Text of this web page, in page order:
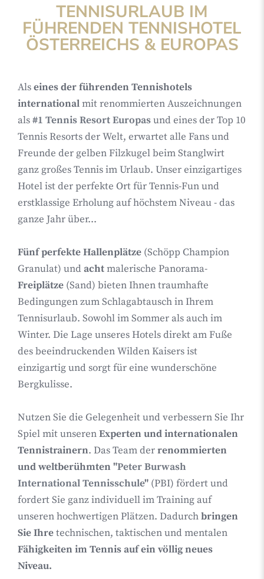
TENNISURLAUB IM
FÜHRENDEN TENNISHOTEL
ÖSTERREICHS & EUROPAS
Alseines der führenden Tennishotels
internationalmit renommierten Auszeichnungen
als#1 Tennis Resort Europasund eines der Top 10
Tennis Resorts der Welt, erwartet alle Fans und
Freunde der gelben Filzkugel beim Stanglwirt
ganz großes Tennis im Urlaub. Unser einzigartiges
Hotel ist der perfekte Ort für Tennis-Fun und
erstklassige Erholung auf höchstem Niveau - das
ganze Jahr über...
Fünf perfekte Hallenplätze (Schöpp Champion
Granulat) undachtmalerische Panorama-
Freiplätze (Sand) bieten Ihnen traumhafte
Bedingungen zum Schlagabtausch in Ihrem
Tennisurlaub. Sowohl im Sommer als auch im
Winter. Die Lage unseres Hotels direkt am Fuße
des beeindruckenden Wilden Kaisers ist
einzigartig und sorgt für eine wunderschöne
Bergkulisse.
Nutzen Sie die Gelegenheit und verbessern Sie Ihr
Spiel mit unserenExperten und internationalen
Tennistrainern. Das Team derrenommierten
und weltberühmten "Peter Burwash
International Tennisschule" (PBI) fördert und
fordert Sie ganz individuell im Training auf
unseren hochwertigen Plätzen. Dadurchbringen
Sie Ihretechnischen, taktischen und mentalen
Fähigkeiten im Tennis auf ein völlig neues
Niveau.